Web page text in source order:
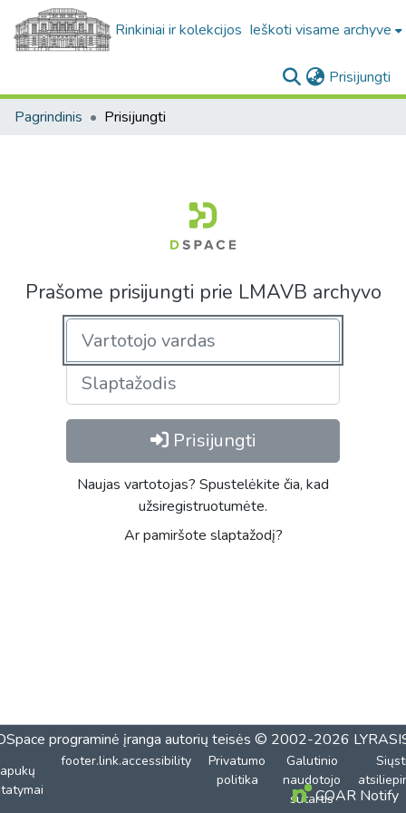
Rinkiniai ir kolekcijos Ieškoti visame archyve
Prisijungti
Pagrindinis Prisijungti
Prašome prisijungti prie LMAVB archyvo
Prisijungti
Naujas vartotojas? Spustelėkite čia, kad
užsiregistruotumėte.
Ar pamiršote slaptažodį?
programinė įranga autorių teisės © 2002-2026
footer.link.accessibility
Privatumo
politika
Galutinio
naudotojo
sutartisCOAR Notify